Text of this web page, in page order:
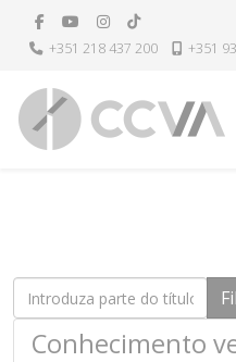
+351 218 437 200 +351
Introduza parte do título
Conhecimento